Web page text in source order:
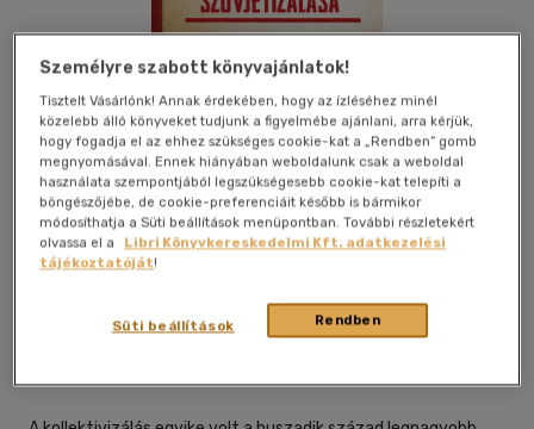
Személyre szabott könyvajánlatok!
Tisztelt Vásárlónk! Annak érdekében, hogy az ízléséhez minél
közelebb álló könyveket tudjunk a figyelmébe ajánlani, arra kérjük,
hogy fogadja el az ehhez szükséges cookie-kat a „Rendben” gomb
megnyomásával. Ennek hiányában weboldalunk csak a weboldal
használata szempontjából legszükségesebb cookie-kat telepíti a
böngészőjébe, de cookie-preferenciáit később is bármikor
módosíthatja a Süti beállítások menüpontban. További részletekért
olvassa el a
Libri Könyvkereskedelmi Kft. adatkezelési
tájékoztatóját!
Rendben
Süti beállítások